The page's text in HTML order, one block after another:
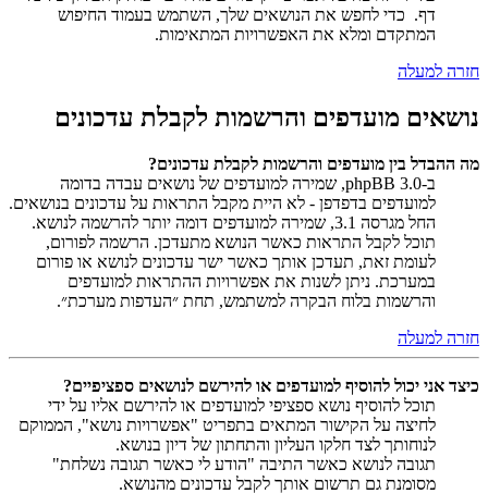
דף. כדי לחפש את הנושאים שלך, השתמש בעמוד החיפוש
המתקדם ומלא את האפשרויות המתאימות.
חזרה למעלה
נושאים מועדפים והרשמות לקבלת עדכונים
מה ההבדל בין מועדפים והרשמות לקבלת עדכונים?
ב-phpBB 3.0, שמירה למועדפים של נושאים עבדה בדומה
למועדפים בדפדפן - לא היית מקבל התראות על עדכונים בנושאים.
החל מגרסה 3.1, שמירה למועדפים דומה יותר להרשמה לנושא.
תוכל לקבל התראות כאשר הנושא מתעדכן. הרשמה לפורום,
לעומת זאת, תעדכן אותך כאשר ישר עדכונים לנושא או פורום
במערכת. ניתן לשנות את אפשרויות ההתראות למועדפים
והרשמות בלוח הבקרה למשתמש, תחת ״העדפות מערכת״.
חזרה למעלה
כיצד אני יכול להוסיף למועדפים או להירשם לנושאים ספציפיים?
תוכל להוסיף נושא ספציפי למועדפים או להירשם אליו על ידי
לחיצה על הקישור המתאים בתפריט "אפשרויות נושא", הממוקם
לנוחותך לצד חלקו העליון והתחתון של דיון בנושא.
תגובה לנושא כאשר התיבה "הודע לי כאשר תגובה נשלחת"
מסומנת גם תרשום אותך לקבל עדכונים מהנושא.